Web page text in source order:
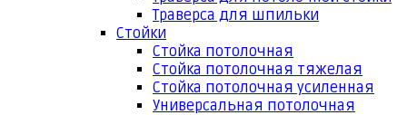
Траверса для шпильки
Стойки
Стойка потолочная
Стойка потолочная тяжелая
Стойка потолочная усиленная
Универсальная потолочная